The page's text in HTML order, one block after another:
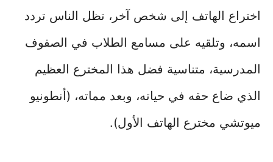
اختراع الهاتف إلى شخص آخر، تظل الناس تردد
اسمه، وتلقيه على مسامع الطلاب في الصفوف
المدرسية، متناسية فضل هذا المخترع العظيم
الذي ضاع حقه في حياته، وبعد مماته، (أنطونيو
ميوتشي مخترع الهاتف الأول).